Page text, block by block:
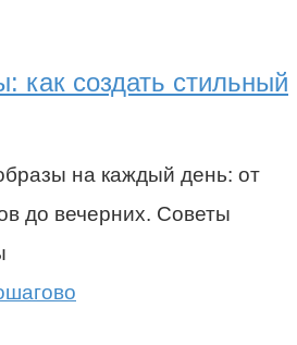
как создать стильный
на каждый день: от
до вечерних. Советы